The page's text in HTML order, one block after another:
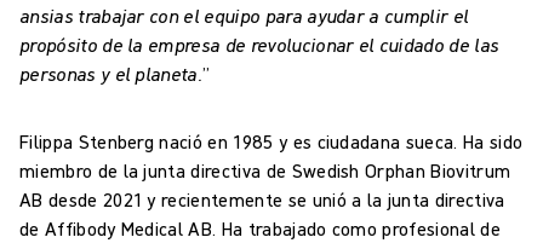
ansias trabajar con el equipo para ayudar a cumplir el
propósito de la empresa de revolucionar el cuidado de las
personas y el planeta.”
Filippa Stenberg nació en 1985 y es ciudadana sueca. Ha sido
miembro de la junta directiva de Swedish Orphan Biovitrum
AB desde 2021 y recientemente se unió a la junta directiva
de Affibody Medical AB. Ha trabajado como profesional de